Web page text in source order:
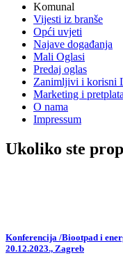
Komunal
Vijesti iz branše
Opći uvjeti
Najave događanja
Mali Oglasi
Predaj oglas
Zanimljivi i korisni
Marketing i pretplata
O nama
Impressum
Ukoliko ste
Konferencija /Biootpad i
20.12.2023., Zagreb